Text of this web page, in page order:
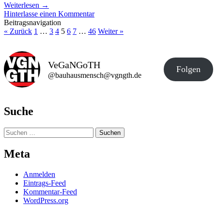
Weiterlesen →
Hinterlasse einen Kommentar
Beitragsnavigation
« Zurück 1 … 3 4 5 6 7 … 46 Weiter »
VeGaNGoTH
@bauhausmensch@vgngth.de
Folgen
Suche
Suchen
nach:
Meta
Anmelden
Eintrags-Feed
Kommentar-Feed
WordPress.org